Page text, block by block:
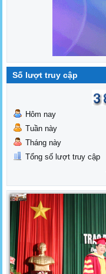
Số lượt truy cập
Hôm nay
Tuần này
Tháng này
Tổng số lượt truy cập